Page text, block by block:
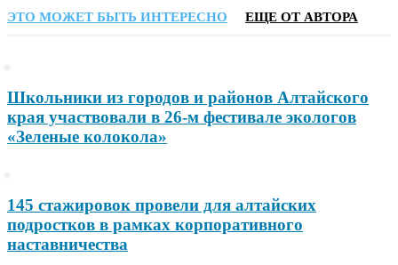
ЭТО МОЖЕТ БЫТЬ ИНТЕРЕСНО ЕЩЕ ОТ АВТОРА
Школьники из городов и районов Алтайского
края участвовали в 26-м фестивале экологов
«Зеленые колокола»
145 стажировок провели для алтайских
подростков в рамках корпоративного
наставничества